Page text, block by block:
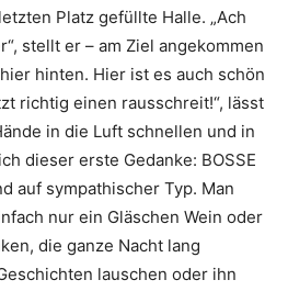
Platz gefüllte Halle. „Ach
stellt er – am Ziel angekommen
hinten. Hier ist es auch schön
richtig einen rausschreit!“, lässt
in die Luft schnellen und in
dieser erste Gedanke: BOSSE
auf sympathischer Typ. Man
nur ein Gläschen Wein oder
die ganze Nacht lang
lauschen oder ihn